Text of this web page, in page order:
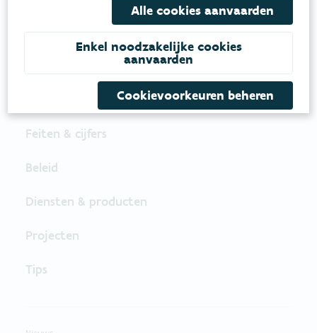
een duurzaam lucht-, water- en klimaatbeleid.
VOLG VMM OP SOCIALE MEDIA
Feiten & cijfers
Beleid
Diensten & producten
Projecten
Tips
Alle cookies aanvaarden
Enkel noodzakelijke cookies
aanvaarden
Cookievoorkeuren beheren